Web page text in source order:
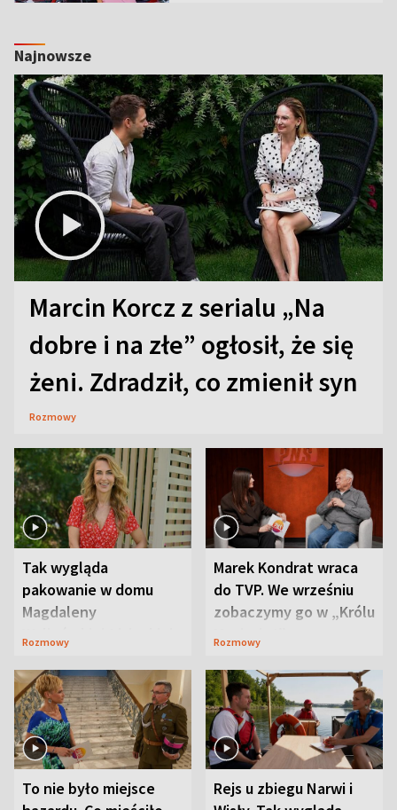
Najnowsze
Marcin Korcz z serialu „Na
dobre i na złe” ogłosił, że się
żeni. Zdradził, co zmienił syn
Rozmowy
Tak wygląda
pakowanie w domu
Magdaleny
Waligórskiej-Lisieckiej.
Rozmowy
Marek Kondrat wraca
do TVP. We wrześniu
zobaczymy go w „Królu
Maciusiu I”
Rozmowy
To nie było miejsce
Rejs u zbiegu Narwi i